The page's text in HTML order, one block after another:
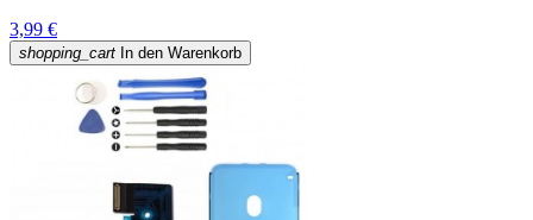
3,99 €
shopping_cart In den Warenkorb